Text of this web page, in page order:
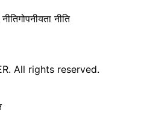
गोपनीयता नीति
All rights reserved.